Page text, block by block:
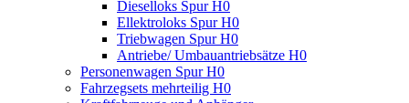
Dieselloks Spur H0
Ellektroloks Spur H0
Triebwagen Spur H0
Antriebe/ Umbauantriebsätze H0
Personenwagen Spur H0
Fahrzegsets mehrteilig H0